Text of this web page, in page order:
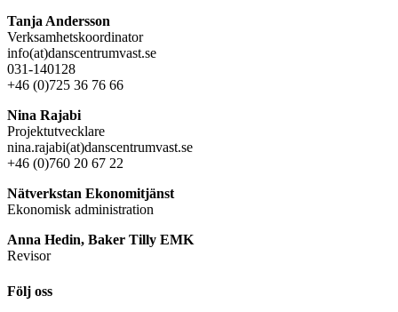
Tanja Andersson
Verksamhetskoordinator
info(at)danscentrumvast.se
031-140128
+46 (0)725 36 76 66
Nina Rajabi
Projektutvecklare
nina.rajabi(at)danscentrumvast.se
+46 (0)760 20 67 22
Nätverkstan Ekonomitjänst
Ekonomisk administration
Anna Hedin, Baker Tilly EMK
Revisor
Följ oss